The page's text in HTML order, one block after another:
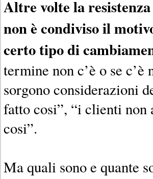
Altre volte la
non è condiviso il
certo tipo di
termine non c’è o se
sorgono considerazioni
fatto cosi”, “i clienti non
cosi”.
Ma quali sono e quante